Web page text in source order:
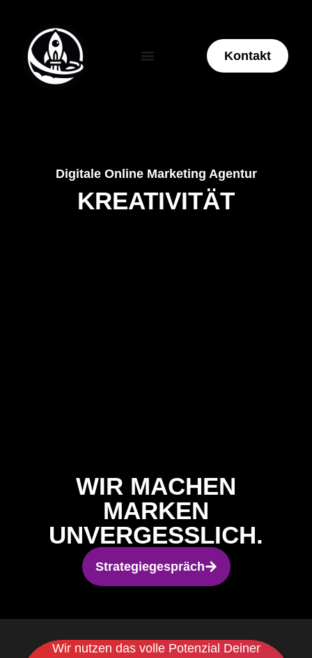
Kontakt
Digitale Online Marketing Agentur
KREATIVITÄT
WIR MACHEN
MARKEN
UNVERGESSLICH.
Strategiegespräch
Wir nutzen das volle Potenzial Deiner